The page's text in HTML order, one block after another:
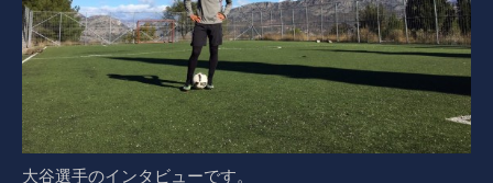
大谷選手のインタビューです。